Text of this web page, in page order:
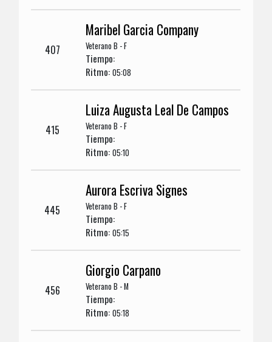
407
Maribel Garcia Company
Veterano B - F
Tiempo:
Ritmo:05:08
415
Luiza Augusta Leal De Campos
Veterano B - F
Tiempo:
Ritmo:05:10
445
Aurora Escriva Signes
Veterano B - F
Tiempo:
Ritmo:05:15
456
Giorgio Carpano
Veterano B - M
Tiempo:
Ritmo:05:18